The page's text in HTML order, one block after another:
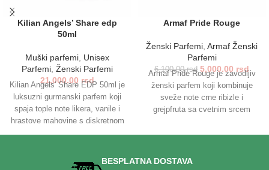
Kilian Angels’ Share edp
50ml
Muški parfemi Unisex
Parfemi Ženski Parfemi
21,000.00 rsd
Kilian Angels' Share EDP 50ml je
luksuzni gurmanski parfem koji
spaja tople note likera, vanile i
hrastove mahovine s diskretnom
začinskom toplinom cimeta i
idealan je za hladnije dane i sve
Armaf Pride Rouge
Ženski Parfemi Armaf Ženski
Parfemi
6,100.00rsd 5,000.00 rsd
Armaf Pride Rouge je zavodljiv
ženski parfem koji kombinuje
sveže note crne ribizle i
grejpfruta sa cvetnim srcem
mošusa i vanile donosi toplinu i
koje žele elegantan i upečatljiv
BESPLATNA DOSTAVA